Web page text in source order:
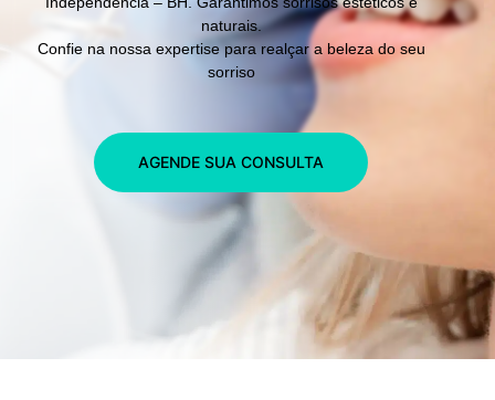
naturais.
Confie na nossa expertise para realçar a beleza do seu
sorriso
AGENDE SUA CONSULTA